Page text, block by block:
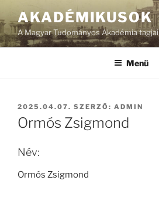
AKADÉMIKUSOK
A Magyar Tudományos Akadémia tagjai
Menü
BEKÜLDVE:
2025.04.07. SZERZŐ: ADMIN
Ormós Zsigmond
Név:
Ormós Zsigmond